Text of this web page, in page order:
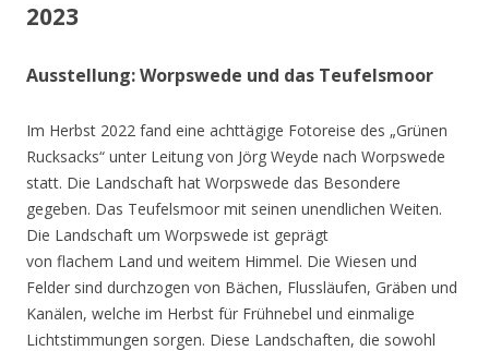
2023
Ausstellung: Worpswede und das Teufelsmoor
Im Herbst 2022 fand eine achttägige Fotoreise des „Grünen
Rucksacks“ unter Leitung von Jörg Weyde nach Worpswede
statt. Die Landschaft hat Worpswede das Besondere
gegeben. Das Teufelsmoor mit seinen unendlichen Weiten.
Die Landschaft um Worpswede ist geprägt
von flachem Land und weitem Himmel. Die Wiesen und
Felder sind durchzogen von Bächen, Flussläufen, Gräben und
Kanälen, welche im Herbst für Frühnebel und einmalige
Lichtstimmungen sorgen. Diese Landschaften, die sowohl